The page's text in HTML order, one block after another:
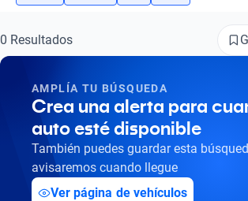
Busca por marca
Busca por modelo
Busca por versión
Busca por año
0 Resultados
AMPLÍA TU BÚSQUEDA
Crea una alerta para
auto esté disponible
También puedes guardar esta
avisaremos cuando llegue
Ver página de vehículos